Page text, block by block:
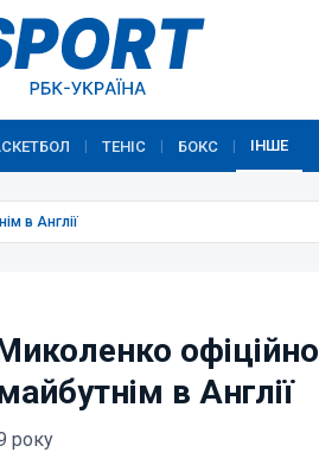
ТЕНІС БОКС ІНШЕ
в Англії
офіційно
в Англії
року